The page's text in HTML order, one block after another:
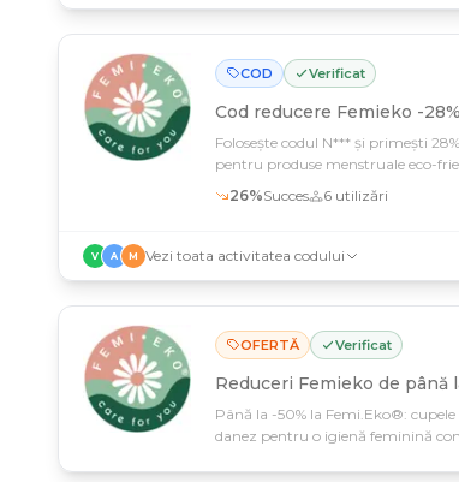
COD Verificat
Cod reducere Femieko -
Folosește codul N*** și primești
pentru produse menstruale eco-
26%Succes 6 utilizări
V A M Vezi toata activitatea codului
OFERTĂ Verificat
Reduceri Femieko de până
Până la -50% la Femi.Eko®:
danez pentru o igienă feminină